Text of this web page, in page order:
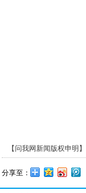
【问我网新闻版权申明】
分享至：